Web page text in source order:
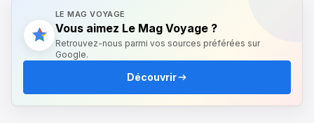
LE MAG VOYAGE
Vous aimez Le Mag Voyage ?
Retrouvez-nous parmi vos sources préférées sur
Google.
Découvrir